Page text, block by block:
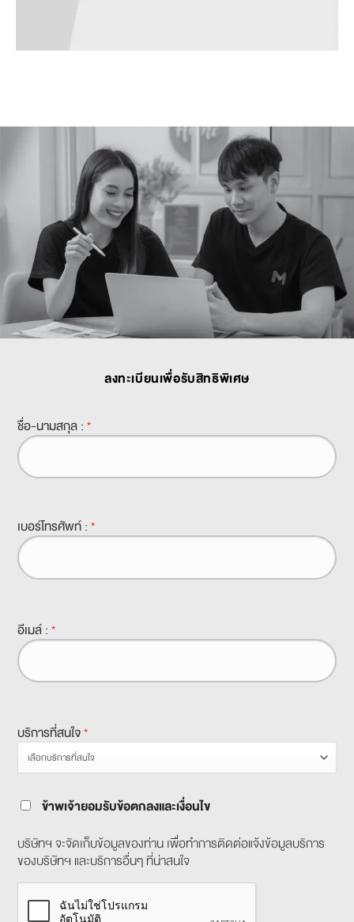
ลงทะเบียนเพื่อรับสิทธิพิเศษ
ชื่อ-นามสกุล :*
เบอร์โทรศัพท์ :*
อีเมล์ :*
บริการที่สนใจ*
ข้าพเจ้ายอมรับข้อตกลงและเงื่อนไข
บริษัทฯ จะจัดเก็บข้อมูลของท่าน เพื่อทำการติดต่อแจ้งข้อมูลบริการ
ของบริษัทฯ และบริการอื่นๆ ที่น่าสนใจ